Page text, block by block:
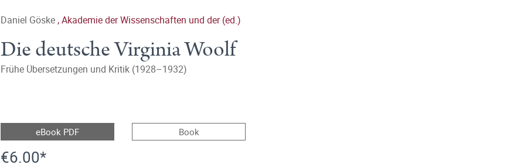
Daniel Göske ,Akademie der Wissenschaften und der (ed.)
Die deutsche Virginia Woolf
Frühe Übersetzungen und Kritik (1928–1932)
eBook PDF Book
€6.00*